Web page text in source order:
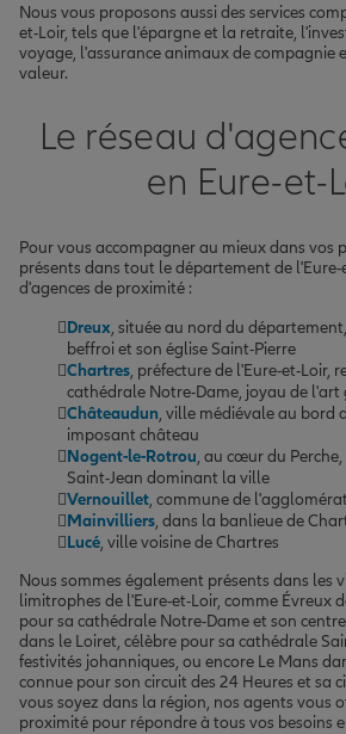
Nous vous proposons aussi des services
et-Loir, tels que l'épargne et la retraite,
voyage, l'assurance animaux de compagnie
valeur.
Le réseau
en Eure-et-
Pour vous accompagner au mieux dans vos
présents dans tout le département de l'Eure-
d'agences de proximité :
Dreux, située au nord du
beffroi et son église Saint-Pierre
Chartres, préfecture de l'Eure-et-Loir,
cathédrale Notre-Dame, joyau de l'art
Châteaudun, ville médiévale au bord
imposant château
Nogent-le-Rotrou, au cœur du
Saint-Jean dominant la ville
Vernouillet, commune de
Mainvilliers, dans la banlieue de
Lucé, ville voisine de Chartres
Nous sommes également présents dans les
limitrophes de l'Eure-et-Loir, comme Évreux
pour sa cathédrale Notre-Dame et son
dans le Loiret, célèbre pour sa cathédrale
festivités johanniques, ou encore Le Mans
connue pour son circuit des 24 Heures et sa
vous soyez dans la région, nos agents vous
proximité pour répondre à tous vos besoins